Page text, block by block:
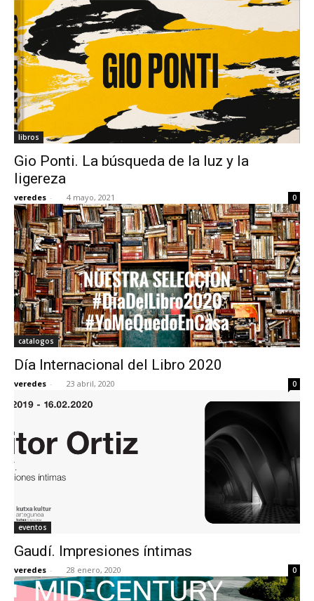
libros
Gio Ponti. La búsqueda de la luz y la
ligereza
veredes - 4 mayo, 2021 0
catalogos
Día Internacional del Libro 2020
veredes - 23 abril, 2020 0
eventos
Gaudí. Impresiones íntimas
veredes - 28 enero, 2020 0